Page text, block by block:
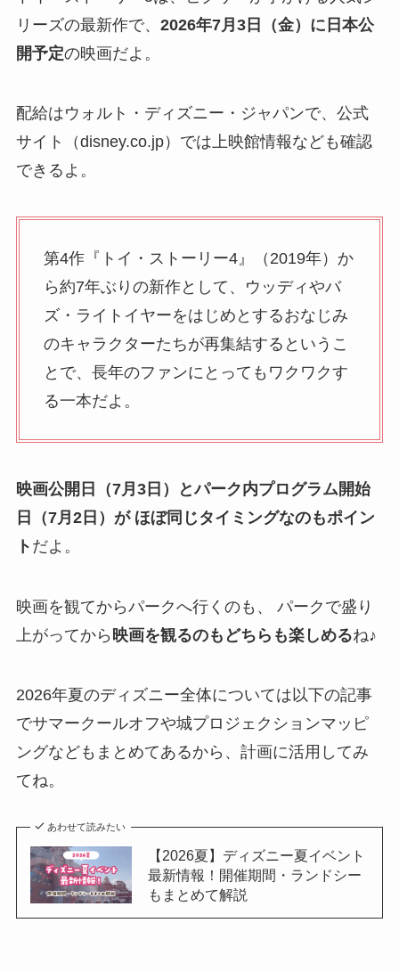
リーズの最新作で、 2026年7月3日（金）に日本公
開予定の映画だよ。
配給はウォルト・ディズニー・ジャパンで、公式
サイト（disney.co.jp）では上映館情報なども確認
できるよ。
第4作『トイ・ストーリー4』（2019年）か
ら約7年ぶりの新作として、ウッディやバ
ズ・ライトイヤーをはじめとするおなじみ
のキャラクターたちが再集結するというこ
とで、長年のファンにとってもワクワクす
る一本だよ。
映画公開日（7月3日）とパーク内プログラム開始
日（7月2日）が ほぼ同じタイミングなのもポイン
ト だよ。
映画を観てからパークへ行くのも、 パークで盛り
上がってから 映画を観るのもどちらも楽しめるね♪
2026年夏のディズニー全体については以下の記事
でサマークールオフや城プロジェクションマッピ
ングなどもまとめてあるから、計画に活用してみ
てね。
あわせて読みたい
【2026夏】ディズニー夏イベント
最新情報！開催期間・ランドシー
もまとめて解説